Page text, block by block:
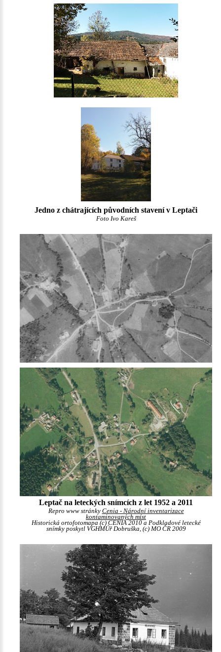
Jedno z chátrajících původních stavení v Leptači
Foto Ivo Kareš
Leptač na leteckých snímcích z let 1952 a 2011
Repro www stránky Cenia - Národní inventarizace
kontaminovaných míst
Historická ortofotomapa (c) CENIA 2010 a Podkladové letecké
snímky poskytl VGHMÚř Dobruška, (c) MO ČR 2009